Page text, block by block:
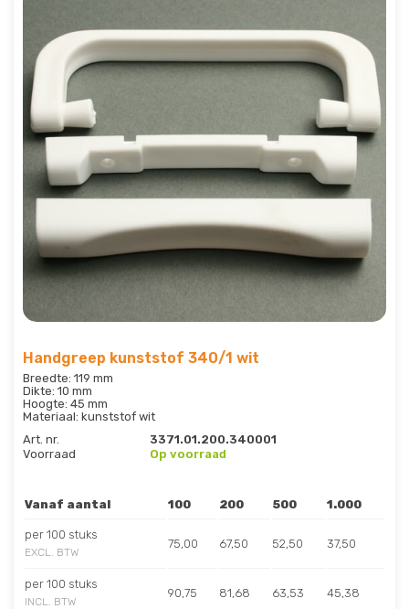
Handgreep kunststof 340/1 wit
Breedte: 119 mm
Dikte: 10 mm
Hoogte: 45 mm
Materiaal: kunststof wit
Art. nr.
3371.01.200.340001
Voorraad
Op voorraad
Vanaf aantal 100 200 500 1.000
per 100 stuks
EXCL. BTW
75,00 67,50 52,50 37,50
per 100 stuks
INCL. BTW
90,75 81,68 63,53 45,38